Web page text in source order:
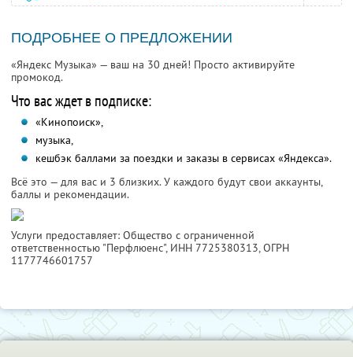
ПОДРОБНЕЕ О ПРЕДЛОЖЕНИИ
«Яндекс Музыка» — ваш на 30 дней! Просто активируйте
промокод.
Что вас ждет в подписке:
«Кинопоиск»,
музыка,
кешбэк баллами за поездки и заказы в сервисах «Яндекса».
Всё это — для вас и 3 близких. У каждого будут свои аккаунты,
баллы и рекомендации.
Услуги предоставляет: Общество с ограниченной
ответственностью "Перфлюенс", ИНН 7725380313, ОГРН
1177746601757